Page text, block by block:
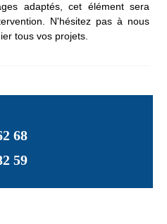
adaptés, cet élément sera
N'hésitez pas à nous
tous vos projets.
68
59